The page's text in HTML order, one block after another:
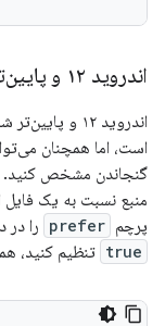
اندروید ۱۲ و پایین‌تر
اندروید ۱۲ و
منبع نسبت به یک
پرچم prefer را در
true تنظیم کنید،